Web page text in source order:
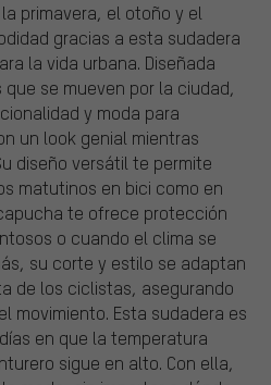
primavera, el otoño y el
gracias a esta sudadera
la vida urbana. Diseñada
se mueven por la ciudad,
y moda para
un look genial mientras
diseño versátil te permite
matutinos en bici como en
te ofrece protección
o cuando el clima se
su corte y estilo se adaptan
de los ciclistas, asegurando
movimiento. Esta sudadera es
en que la temperatura
sigue en alto. Con ella,